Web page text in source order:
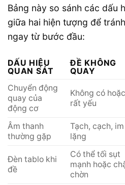
Bảng này so sánh các dấu
giữa hai hiện tượng để
ngay từ bước đầu:
DẤU HIỆU
QUAN SÁT
ĐỀ KHÔNG
QUAY
Chuyển động
quay của
động cơ
Không có hoặc
rất yếu
Âm thanh
thường gặp
Tạch, cạch, im
lặng
Đèn tablo khi
đề
Có thể tối sụt
mạnh hoặc
chờn